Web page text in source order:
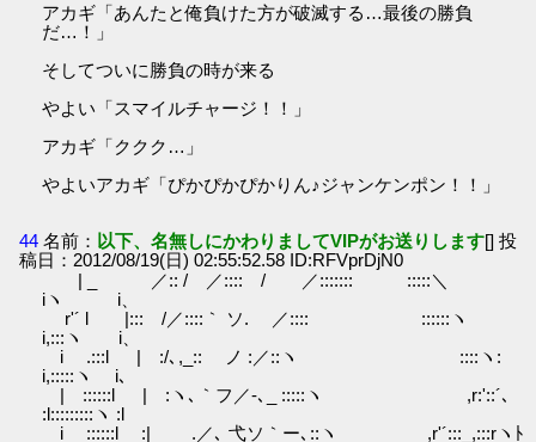
アカギ「あんたと俺負けた方が破滅する…最後の勝負
だ…！」
そしてついに勝負の時が来る
やよい「スマイルチャージ！！」
アカギ「ククク…」
やよいアカギ「ぴかぴかぴかりん♪ジャンケンポン！！」
44 名前： 以下、名無しにかわりましてVIPがお送りします[] 投
稿日：2012/08/19(日) 02:55:52.58 ID:RFVprDjN0
| _ ／:: / ／:::: / ／::::::: :::::＼
iヽ i、
r'´ l |::: /／::::｀ ソ. ／:::: ::::::ヽ
i,:::ヽ i、
i .:::l | :/､,_:: ノ :／::ヽ ::::ヽ:
i,:::::ヽ i､
| ::::::l | :ヽ､｀フ／-､_ :::::ヽ ,r:'::´､
:l:::::::::ヽ :l
i ::::::l :| .／､ 弋ソ｀ー､::ヽ ,r'´:::_,:::rヽﾄ